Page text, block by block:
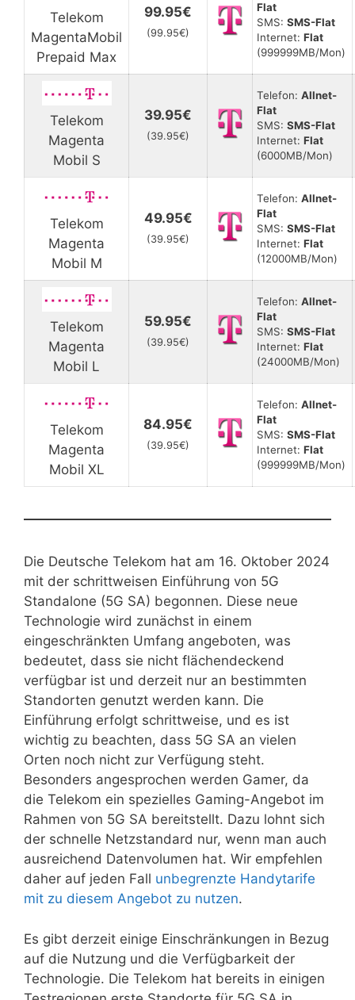
Telekom
MagentaMobil
Prepaid Max
99.95€
(99.95€)
Flat
SMS: SMS-Flat
Internet: Flat
(999999MB/Mon)
Telekom
Magenta
Mobil S
39.95€
(39.95€)
Telefon: Allnet-
Flat
SMS: SMS-Flat
Internet: Flat
(6000MB/Mon)
Telekom
Magenta
Mobil M
49.95€
(39.95€)
Telefon: Allnet-
Flat
SMS: SMS-Flat
Internet: Flat
(12000MB/Mon)
Telekom
Magenta
Mobil L
59.95€
(39.95€)
Telefon: Allnet-
Flat
SMS: SMS-Flat
Internet: Flat
(24000MB/Mon)
Telekom
Magenta
Mobil XL
84.95€
(39.95€)
Telefon: Allnet-
Flat
SMS: SMS-Flat
Internet: Flat
(999999MB/Mon)
Die Deutsche Telekom hat am 16. Oktober 2024
mit der schrittweisen Einführung von 5G
Standalone (5G SA) begonnen. Diese neue
Technologie wird zunächst in einem
eingeschränkten Umfang angeboten, was
bedeutet, dass sie nicht flächendeckend
verfügbar ist und derzeit nur an bestimmten
Standorten genutzt werden kann. Die
Einführung erfolgt schrittweise, und es ist
wichtig zu beachten, dass 5G SA an vielen
Orten noch nicht zur Verfügung steht.
Besonders angesprochen werden Gamer, da
die Telekom ein spezielles Gaming-Angebot im
Rahmen von 5G SA bereitstellt. Dazu lohnt sich
der schnelle Netzstandard nur, wenn man auch
ausreichend Datenvolumen hat. Wir empfehlen
daher auf jeden Fall unbegrenzte Handytarife
mit zu diesem Angebot zu nutzen.
Es gibt derzeit einige Einschränkungen in Bezug
auf die Nutzung und die Verfügbarkeit der
Technologie. Die Telekom hat bereits in einigen